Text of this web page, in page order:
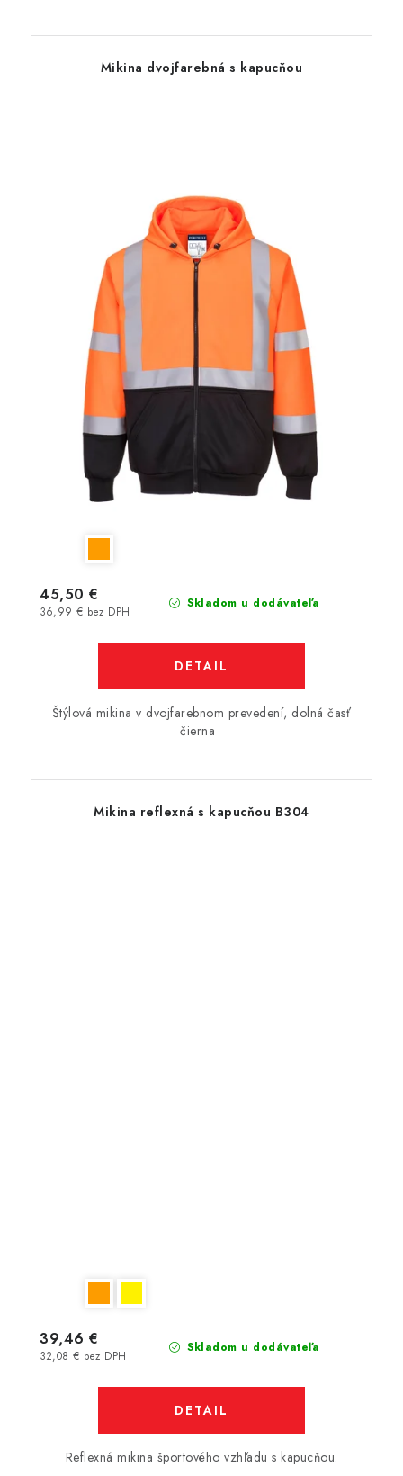
Mikina dvojfarebná s kapucňou
Skladom u dodávateľa
36,99 € bez DPH
45,50 €
DETAIL
Štýlová mikina v dvojfarebnom prevedení, dolná časť
čierna
Mikina reflexná s kapucňou B304
Skladom u dodávateľa
32,08 € bez DPH
39,46 €
DETAIL
Reflexná mikina športového vzhľadu s kapucňou.